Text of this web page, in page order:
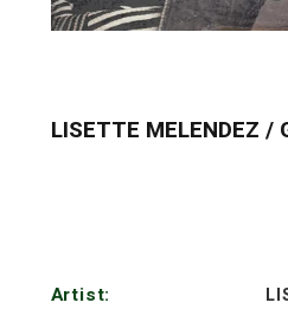
LISETTE MELENDEZ /
Artist: